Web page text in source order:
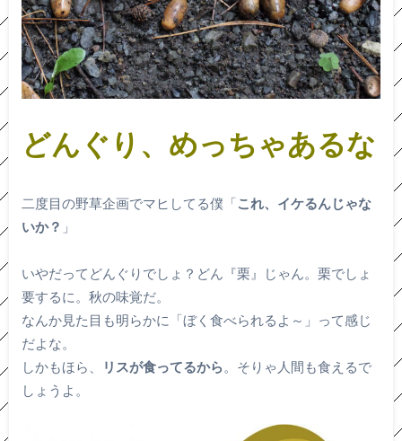
どんぐり、めっちゃあるな
二度目の野草企画でマヒしてる僕「これ、イケるんじゃな
いか？ 」
いやだってどんぐりでしょ？どん『栗』じゃん。栗でしょ
要するに。秋の味覚だ。
なんか見た目も明らかに「ぼく食べられるよ～」って感じ
だよな。
しかもほら、
リスが食ってるから。そりゃ人間も食えるで
しょうよ。